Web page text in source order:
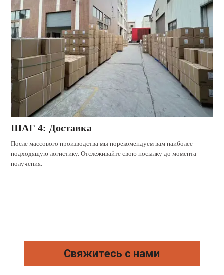
ШАГ 4: Доставка
После массового производства мы порекомендуем вам наиболее
подходящую логистику. Отслеживайте свою посылку до момента
получения.
Свяжитесь с нами